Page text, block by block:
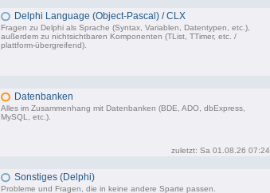
Delphi Language (Object-Pascal) / CLX
Fragen zu Delphi als Sprache (Syntax, Variablen, Datentypen, etc.),
außerdem zu nichtsichtbaren Komponenten (TList, TTimer, etc. /
plattform-übergreifend).
Datenbanken
Alles im Zusammenhang mit Datenbanken (BDE, ADO, dbExpress,
MySQL, etc.).
zuletzt: Sa 01.08.26 07:24
40.485 Beiträge, zuletzt: Sa 01.08.26 07:24
Sonstiges (Delphi)
Probleme und Fragen, die in keine andere Sparte passen.